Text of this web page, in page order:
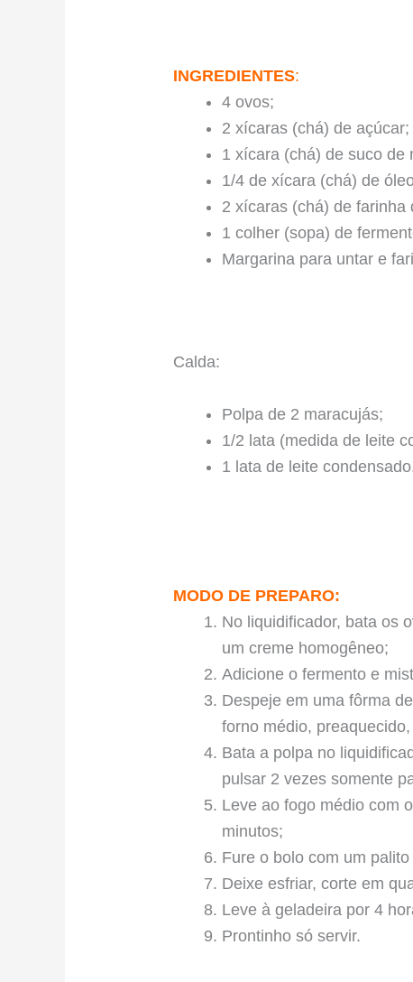
INGREDIENTES:
4 ovos; ⠀
2 xícaras (chá) de açúcar;
1 xícara (chá) de suco de
1/4 de xícara (chá) de
2 xícaras (chá) de farinha
1 colher (sopa) de
Margarina para untar e
Calda:
Polpa de 2 maracujás; ⠀
1/2 lata (medida de leite
1 lata de leite condensado.
MODO DE PREPARO:
No liquidificador, bata os
um creme homogêneo;
Adicione o fermento e
Despeje em uma fôrma
forno médio,
Bata a polpa no
pulsar 2 vezes somente
Leve ao fogo médio com
minutos;
Fure o bolo com um
Deixe esfriar, corte em
Leve à geladeira por 4
Prontinho só servir.